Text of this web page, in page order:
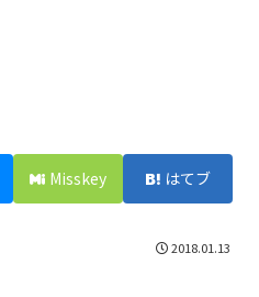
Misskey はてブ
2018.01.13